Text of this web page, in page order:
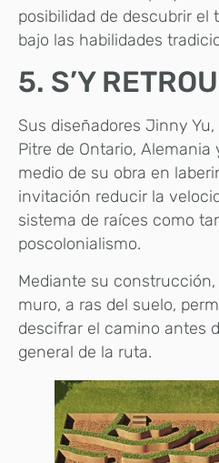
posibilidad de descubrir el
bajo las habilidades
5. S’Y
Sus diseñadores Jinny
Pitre de Ontario, Alemania
medio de su obra en
invitación reducir la
sistema de raíces como
poscolonialismo.
Mediante su
muro, a ras del suelo,
descifrar el camino antes
general de la ruta.